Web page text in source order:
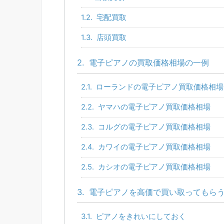
1.2. 宅配買取
1.3. 店頭買取
2. 電子ピアノの買取価格相場の一例
2.1. ローランドの電子ピアノ買取価格相場
2.2. ヤマハの電子ピアノ買取価格相場
2.3. コルグの電子ピアノ買取価格相場
2.4. カワイの電子ピアノ買取価格相場
2.5. カシオの電子ピアノ買取価格相場
3. 電子ピアノを高価で買い取ってもら
3.1. ピアノをきれいにしておく